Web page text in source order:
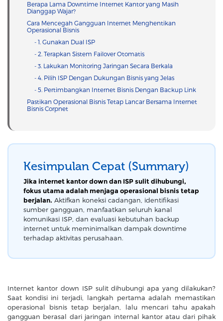
Berapa Lama Downtime Internet Kantor yang Masih
Dianggap Wajar?
Cara Mencegah Gangguan Internet Menghentikan
Operasional Bisnis
- 1. Gunakan Dual ISP
- 2. Terapkan Sistem Failover Otomatis
- 3. Lakukan Monitoring Jaringan Secara Berkala
- 4. Pilih ISP Dengan Dukungan Bisnis yang Jelas
- 5. Pertimbangkan Internet Bisnis Dengan Backup Link
Pastikan Operasional Bisnis Tetap Lancar Bersama Internet
Bisnis Corpnet
Kesimpulan Cepat (Summary)
Jika internet kantor down dan ISP sulit dihubungi,
fokus utama adalah menjaga operasional bisnis tetap
berjalan. Aktifkan koneksi cadangan, identifikasi
sumber gangguan, manfaatkan seluruh kanal
komunikasi ISP, dan evaluasi kebutuhan backup
internet untuk meminimalkan dampak downtime
terhadap aktivitas perusahaan.
Internet kantor down ISP sulit dihubungi apa yang dilakukan?
Saat kondisi ini terjadi, langkah pertama adalah memastikan
operasional bisnis tetap berjalan, lalu mencari tahu apakah
gangguan berasal dari jaringan internal kantor atau dari pihak